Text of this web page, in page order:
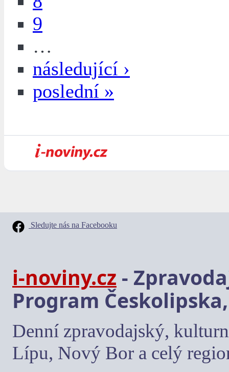
9
…
následující ›
poslední »
Sledujte nás na Facebooku
i-noviny.cz -
Program
Denní zpravodajský,
Lípu, Nový Bor a celý